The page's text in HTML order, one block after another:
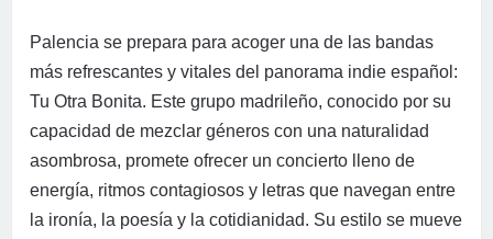
Palencia se prepara para acoger una de las bandas
más refrescantes y vitales del panorama indie español:
Tu Otra Bonita. Este grupo madrileño, conocido por su
capacidad de mezclar géneros con una naturalidad
asombrosa, promete ofrecer un concierto lleno de
energía, ritmos contagiosos y letras que navegan entre
la ironía, la poesía y la cotidianidad. Su estilo se mueve